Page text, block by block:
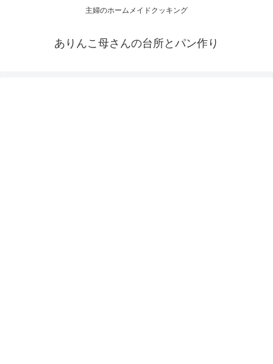
主婦のホームメイドクッキング
ありんこ母さんの台所とパン作り